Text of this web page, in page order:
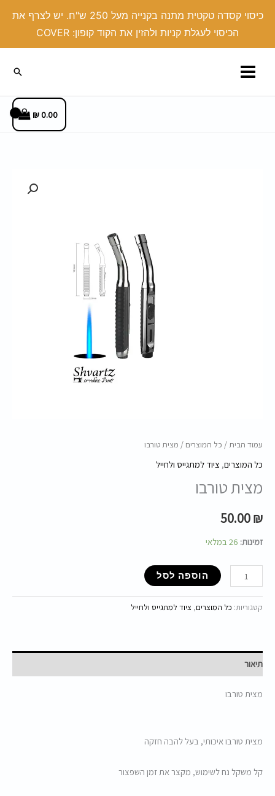
כיסוי קסדה טקטית מתנה בקנייה מעל 250 ש"ח. יש לצרף את
הכיסוי לעגלת קניות ולהזין את הקוד קופון: COVER
חיפוש
0.00
₪
עמוד הבית/ כל המוצרים / מצית טורבו
כל המוצרים, ציוד למתגייס ולחייל
מצית טורבו
50.00₪
זמינות: 26 במלאי
הוספה לסל
קטגוריות: כל המוצרים, ציוד למתגייס ולחייל
תיאור
מצית טורבו
מצית טורבו איכותי, בעל להבה חזקה
קל משקל נח לשימוש, מקצר את זמן השפצור